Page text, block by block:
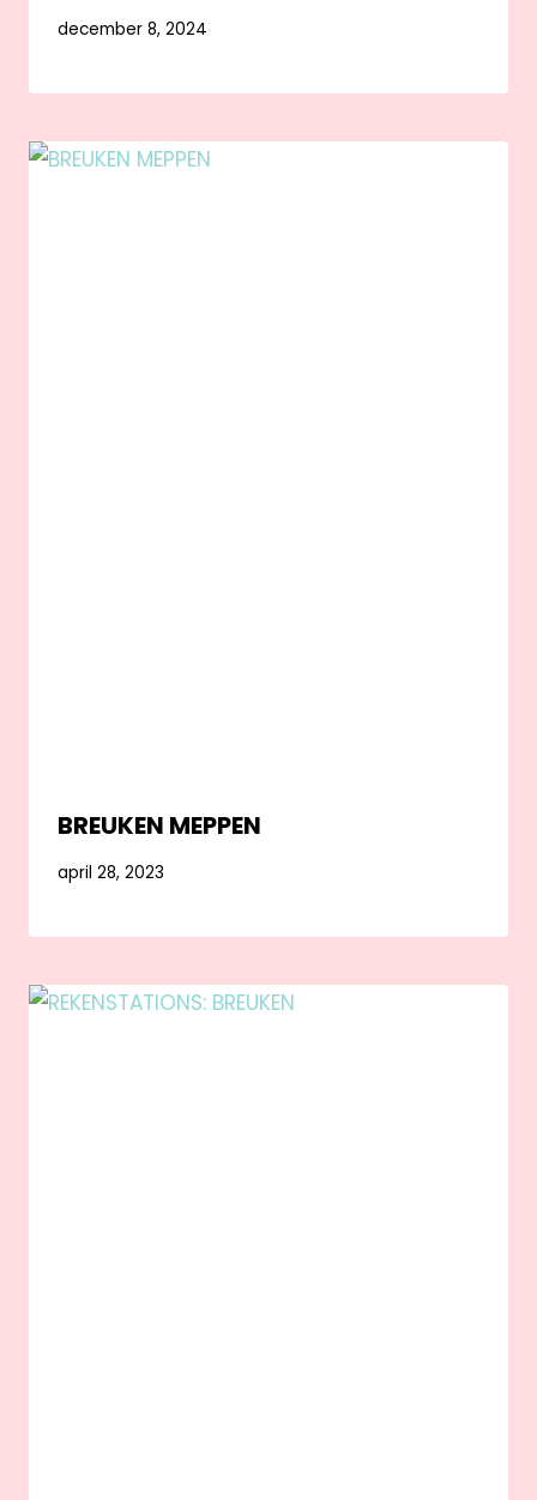
december 8, 2024
BREUKEN MEPPEN
april 28, 2023